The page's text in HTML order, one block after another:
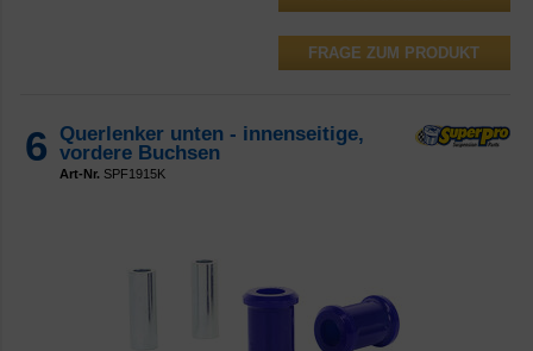
FRAGE ZUM PRODUKT
6
Querlenker unten - innenseitige,
vordere Buchsen
Art-Nr. SPF1915K